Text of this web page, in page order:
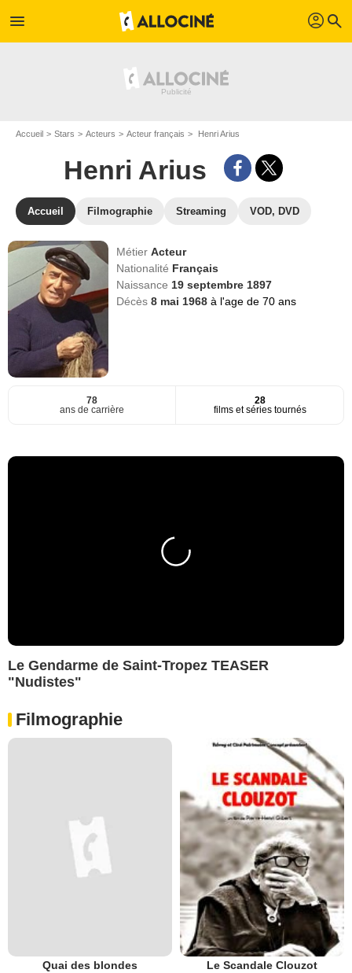
menu profil search
Accueil Stars Acteurs Acteur français Henri Arius
Henri Arius
Accueil Filmographie Streaming VOD, DVD
MétierActeur
Nationalité Français
Naissance 19 septembre 1897
Décès8 mai 1968à l'age de 70 ans
78
ans de carrière
28
films et séries tournés
Le Gendarme de Saint-Tropez TEASER
"Nudistes"
Filmographie
Quai des blondes Le Scandale Clouzot